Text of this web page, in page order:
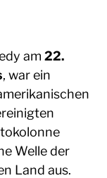
am22.
, war ein
Welle der
Land aus.